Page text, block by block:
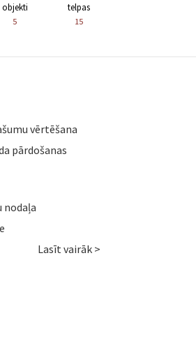
objekti
5
telpas
15
vērtēšana
pārdošanas
Lasīt vairāk >